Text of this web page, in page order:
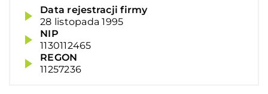
Data rejestracji firmy
28 listopada 1995
NIP
1130112465
REGON
11257236